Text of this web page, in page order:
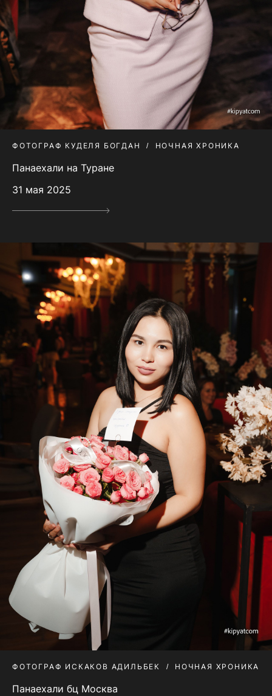
ФОТОГРАФ КУДЕЛЯ БОГДАН НОЧНАЯ ХРОНИКА
Панаехали на Туране
31 мая 2025
ФОТОГРАФ ИСКАКОВ АДИЛЬБЕК НОЧНАЯ ХРОНИКА
Панаехали бц Москва